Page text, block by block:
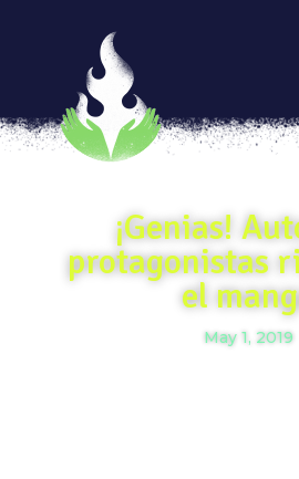
¡Genias!
protagonistas
el
May 1, 2019